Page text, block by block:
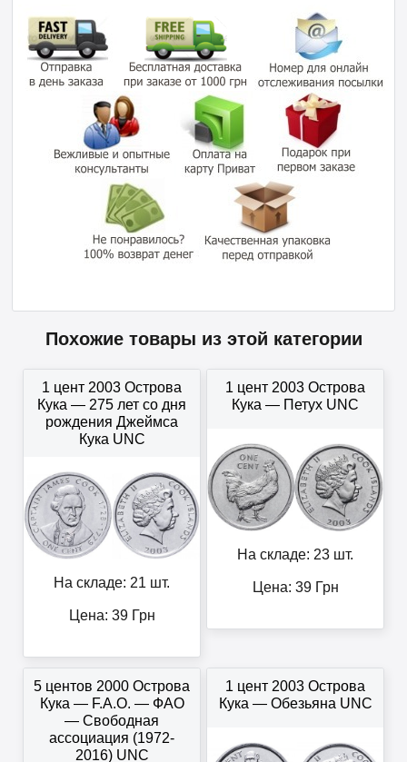
Похожие товары из этой категории
1 цент 2003 Острова
Кука — 275 лет со дня
рождения Джеймса
Кука UNC
На складе: 21 шт.
Цена: 39Грн
1 цент 2003 Острова
Кука — Петух UNC
На складе: 23 шт.
Цена: 39Грн
5 центов 2000 Острова
Кука — F.A.O. — ФАО
— Свободная
ассоциация (1972-
2016) UNC
1 цент 2003 Острова
Кука — Обезьяна UNC